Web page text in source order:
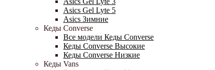
Asics Gel Lyte 5
Asics Зимние
Кеды Converse
Все модели Кеды Converse
Кеды Converse Высокие
Кеды Converse Низкие
Кеды Vans